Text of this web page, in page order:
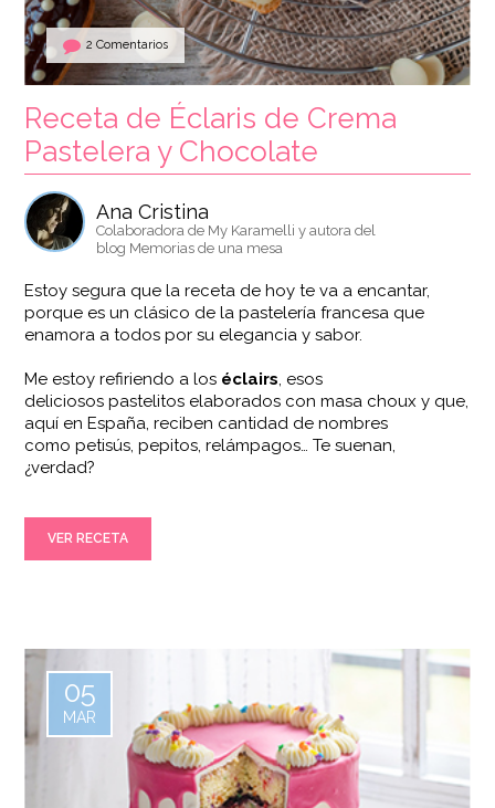
2 Comentarios
Receta de Éclaris de Crema
Pastelera y Chocolate
Ana Cristina
Colaboradora de My Karamelli y autora del
blog Memorias de una mesa
Estoy segura que la receta de hoy te va a encantar,
porque es un clásico de la pastelería francesa que
enamora a todos por su elegancia y sabor.
Me estoy refiriendo a los éclairs, esos
deliciosos pastelitos elaborados con masa choux y que,
aquí en España, reciben cantidad de nombres
como petisús, pepitos, relámpagos… Te suenan,
¿verdad?
VER RECETA
05
MAR